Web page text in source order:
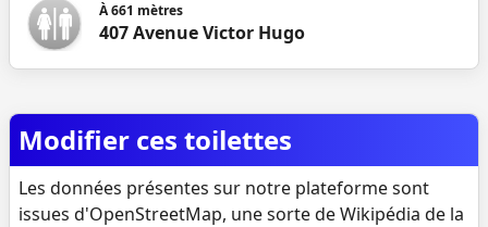
À661 mètres
407 Avenue Victor Hugo
Modifier ces toilettes
Les données présentes sur notre plateforme sont
issues d'OpenStreetMap, une sorte de Wikipédia de la